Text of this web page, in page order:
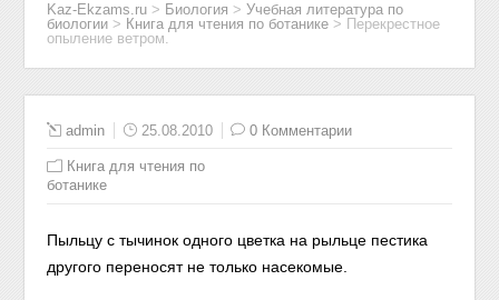
Kaz-Ekzams.ru > Биология >Учебная литература по
биологии > Книга для чтения по ботанике > Перекрестное
опыление ветром.
admin 25.08.2010 0 Комментарии
Книга для чтения по
ботанике
Пыльцу с тычинок одного цветка на рыльце пестика
другого переносят не только насекомые.